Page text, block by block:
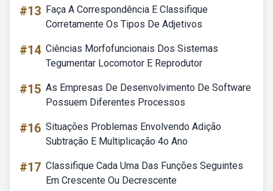
#13 Faça A Correspondência E Classifique
Corretamente Os Tipos De Adjetivos
#14 Ciências Morfofuncionais Dos Sistemas
Tegumentar Locomotor E Reprodutor
#15 As Empresas De Desenvolvimento De Software
Possuem Diferentes Processos
#16 Situações Problemas Envolvendo Adição
Subtração E Multiplicação 4o Ano
#17 Classifique Cada Uma Das Funções Seguintes
Em Crescente Ou Decrescente